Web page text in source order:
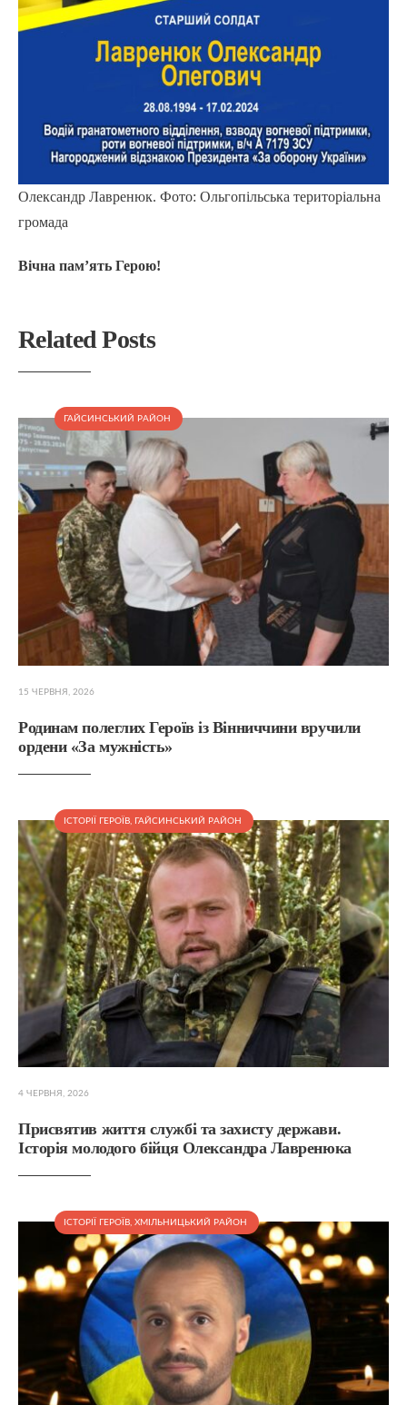
Олександр Лавренюк. Фото: Ольгопільська територіальна
громада
Вічна памʼять Герою!
Related Posts
ГАЙСИНСЬКИЙ РАЙОН
15 ЧЕРВНЯ, 2026
Родинам полеглих Героїв із Вінниччини вручили
ордени «За мужність»
ІСТОРІЇ ГЕРОЇВ ГАЙСИНСЬКИЙ РАЙОН
4 ЧЕРВНЯ, 2026
Присвятив життя службі та захисту держави.
Історія молодого бійця Олександра Лавренюка
ІСТОРІЇ ГЕРОЇВ, ХМІЛЬНИЦЬКИЙ РАЙОН